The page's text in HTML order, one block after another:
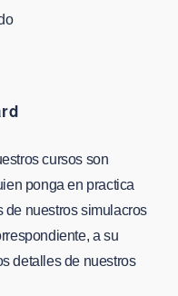
cursos son
ponga en practica
de nuestros simulacros
a su
detalles de nuestros